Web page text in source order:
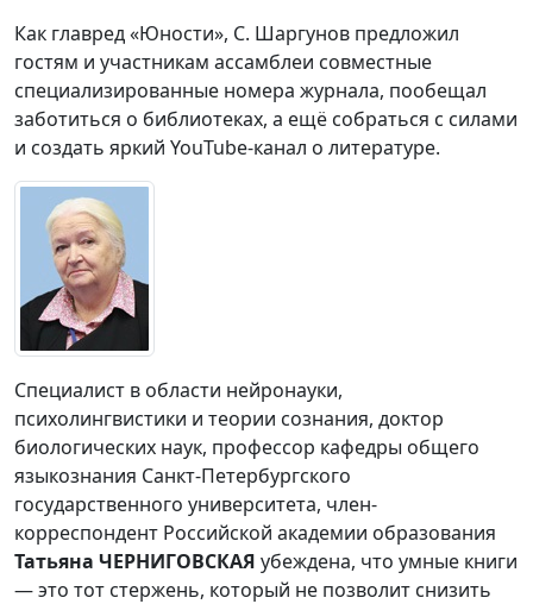
Как главред «Юности», С. Шаргунов предложил
гостям и участникам ассамблеи совместные
специализированные номера журнала, пообещал
заботиться о библиотеках, а ещё собраться с силами
и создать яркий YouTube-канал о литературе.
Специалист в области нейронауки,
психолингвистики и теории сознания, доктор
биологических наук, профессор кафедры общего
языкознания Санкт-Петербургского
государственного университета, член-
корреспондент Российской академии образования
Татьяна ЧЕРНИГОВСКАЯ убеждена, что умные книги
— это тот стержень, который не позволит снизить